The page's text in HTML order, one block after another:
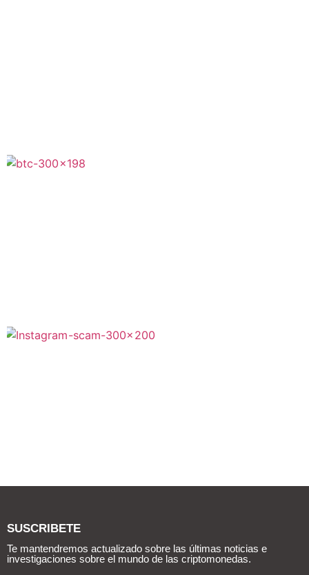
SUSCRIBETE
Te mantendremos actualizado sobre las últimas noticias e
investigaciones sobre el mundo de las criptomonedas.